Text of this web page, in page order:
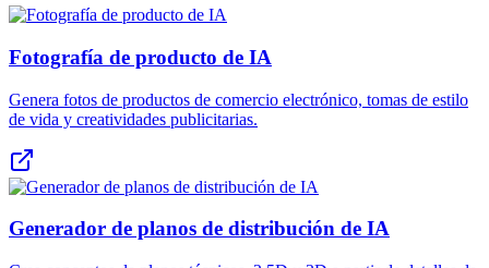
Fotografía de producto de IA
Genera fotos de productos de comercio electrónico, tomas de estilo
de vida y creatividades publicitarias.
Generador de planos de distribución de IA